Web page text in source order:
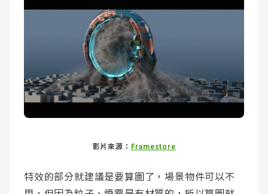
影片來源： Framestore
特效的部分就建議是要算圖了，場景物件可以不